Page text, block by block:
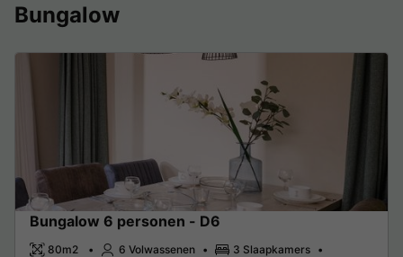
Bungalow
Bungalow 6 personen - D6
80m2 6 Volwassenen
3 Slaapkamers